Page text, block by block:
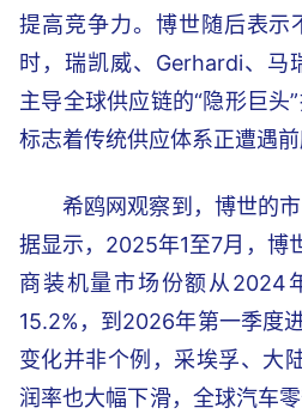
提高竞争力。博世随后表示
时，瑞凯威、Gerhardi、马
主导全球供应链的“隐形巨头
标志着传统供应体系正遭遇前
希鸥网观察到，博世的
据显示，2025年1至7月，博
商装机量市场份额从2024
15.2%，到2026年第一季度
变化并非个例，采埃孚、大
润率也大幅下滑，全球汽车